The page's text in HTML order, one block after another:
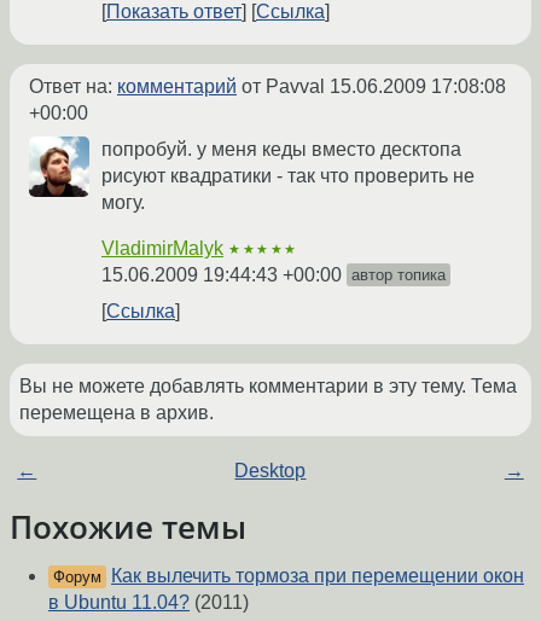
Показать ответ
Ссылка
Ответ на: комментарий от Pavval 15.06.2009 17:08:08
+00:00
попробуй. у меня кеды вместо десктопа
рисуют квадратики - так что проверить не
могу.
VladimirMalyk ★★★★★
15.06.2009 19:44:43 +00:00 автор топика
Ссылка
Вы не можете добавлять комментарии в эту тему. Тема
перемещена в архив.
← Desktop →
Похожие темы
Форум
Как вылечить тормоза при перемещении окон
в Ubuntu 11.04? (2011)